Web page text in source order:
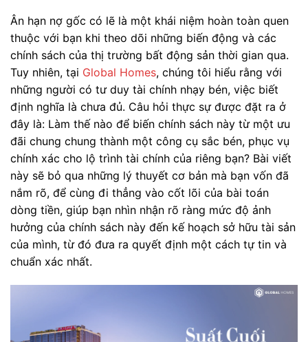
Ân hạn nợ gốc có lẽ là một khái niệm hoàn toàn quen
thuộc với bạn khi theo dõi những biến động và các
chính sách của thị trường bất động sản thời gian qua.
Tuy nhiên, tại Global Homes, chúng tôi hiểu rằng với
những người có tư duy tài chính nhạy bén, việc biết
định nghĩa là chưa đủ. Câu hỏi thực sự được đặt ra ở
đây là: Làm thế nào để biến chính sách này từ một ưu
đãi chung chung thành một công cụ sắc bén, phục vụ
chính xác cho lộ trình tài chính của riêng bạn? Bài viết
này sẽ bỏ qua những lý thuyết cơ bản mà bạn vốn đã
nắm rõ, để cùng đi thẳng vào cốt lõi của bài toán
dòng tiền, giúp bạn nhìn nhận rõ ràng mức độ ảnh
hưởng của chính sách này đến kế hoạch sở hữu tài sản
của mình, từ đó đưa ra quyết định một cách tự tin và
chuẩn xác nhất.